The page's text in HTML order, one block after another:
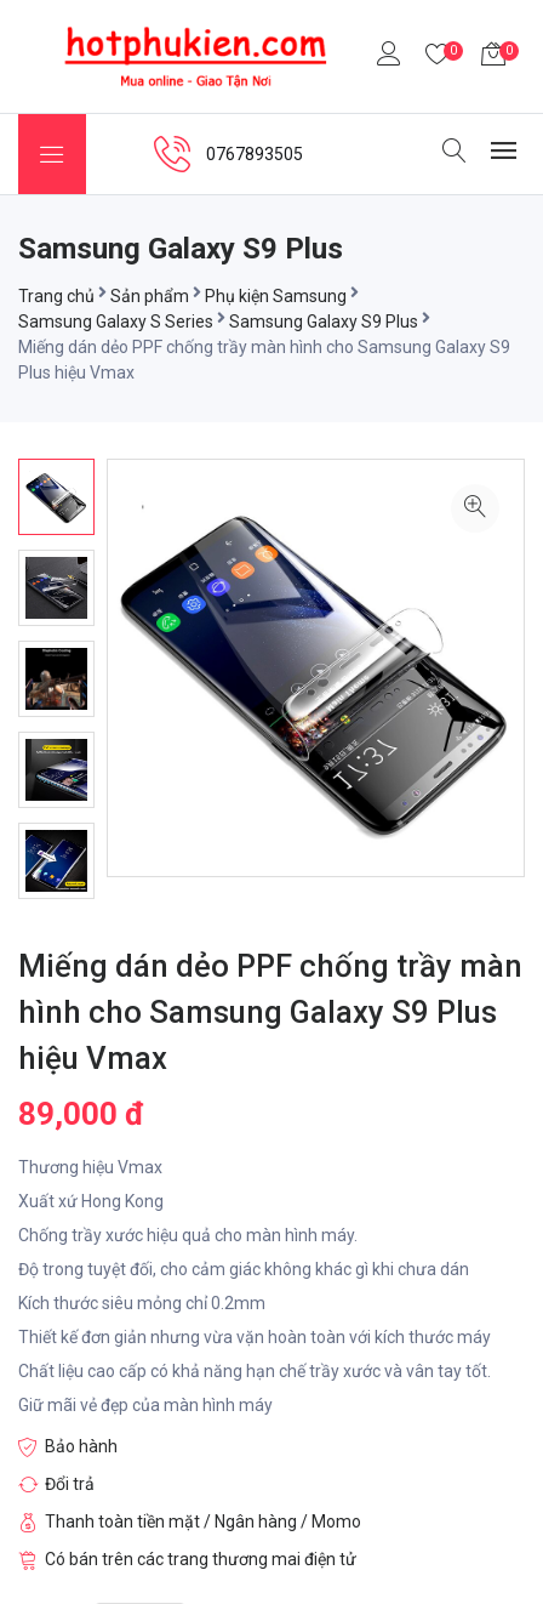
0 0
0767893505
Samsung Galaxy S9 Plus
Trang chủ Sản phẩm
Phụ kiện Samsung
Samsung Galaxy S Series
Samsung Galaxy S9 Plus
Miếng dán dẻo PPF chống trầy màn hình cho Samsung Galaxy S9
Plus hiệu Vmax
Miếng dán dẻo PPF chống trầy màn
hình cho Samsung Galaxy S9 Plus
hiệu Vmax
89,000 đ
Thương hiệu Vmax
Xuất xứ Hong Kong
Chống trầy xước hiệu quả cho màn hình máy.
Độ trong tuyệt đối, cho cảm giác không khác gì khi chưa dán
Kích thước siêu mỏng chỉ 0.2mm
Thiết kế đơn giản nhưng vừa vặn hoàn toàn với kích thước máy
Chất liệu cao cấp có khả năng hạn chế trầy xước và vân tay tốt.
Giữ mãi vẻ đẹp của màn hình máy
Bảo hành
Đổi trả
Thanh toàn tiền mặt / Ngân hàng / Momo
Có bán trên các trang thương mai điện tử